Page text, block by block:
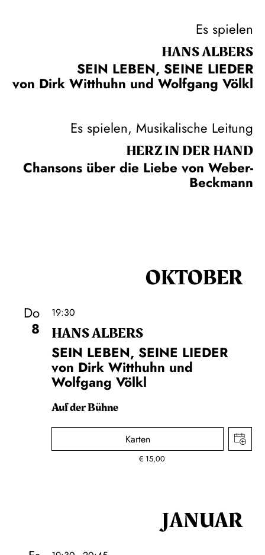
Es spielen
HANS ALBERS
SEIN LEBEN, SEINE LIEDER
von Dirk Witthuhn und Wolfgang Völkl
Es spielen, Musikalische Leitung
HERZ IN DER HAND
Chansons über die Liebe von Weber-
Beckmann
OKTOBER
Do
8
19:30
HANS ALBERS
SEIN LEBEN, SEINE LIEDER
von Dirk Witthuhn und
Wolfgang Völkl
Auf der Bühne
Karten
€ 15,00
JANUAR